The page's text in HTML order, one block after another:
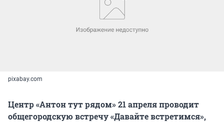
pixabay.com
Центр «Антон тут рядом» 21 апреля проводит
общегородскую встречу «Давайте встретимся»,